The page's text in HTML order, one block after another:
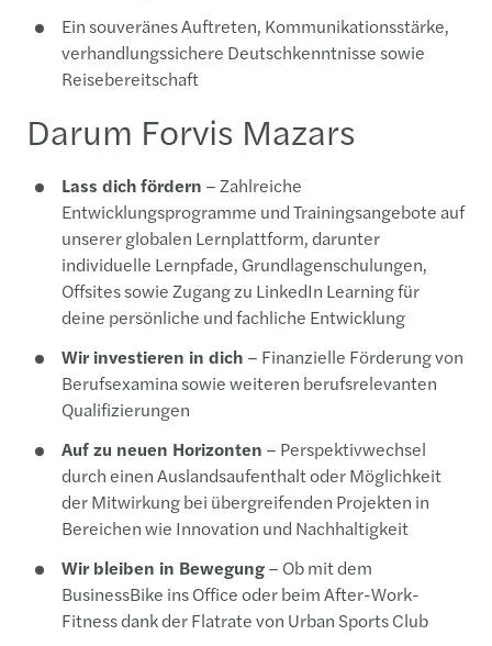
Ein souveränes Auftreten, Kommunikationsstärke,
verhandlungssichere Deutschkenntnisse sowie
Reisebereitschaft
Darum Forvis Mazars
Lass dich fördern – Zahlreiche
Entwicklungsprogramme und Trainingsangebote auf
unserer globalen Lernplattform, darunter
individuelle Lernpfade, Grundlagenschulungen,
Offsites sowie Zugang zu LinkedIn Learning für
deine persönliche und fachliche Entwicklung
Wir investieren in dich – Finanzielle Förderung von
Berufsexamina sowie weiteren berufsrelevanten
Qualifizierungen
Auf zu neuen Horizonten – Perspektivwechsel
durch einen Auslandsaufenthalt oder Möglichkeit
der Mitwirkung bei übergreifenden Projekten in
Bereichen wie Innovation und Nachhaltigkeit
Wir bleiben in Bewegung– Ob mit dem
BusinessBike ins Office oder beim After-Work-
Fitness dank der Flatrate von Urban Sports Club